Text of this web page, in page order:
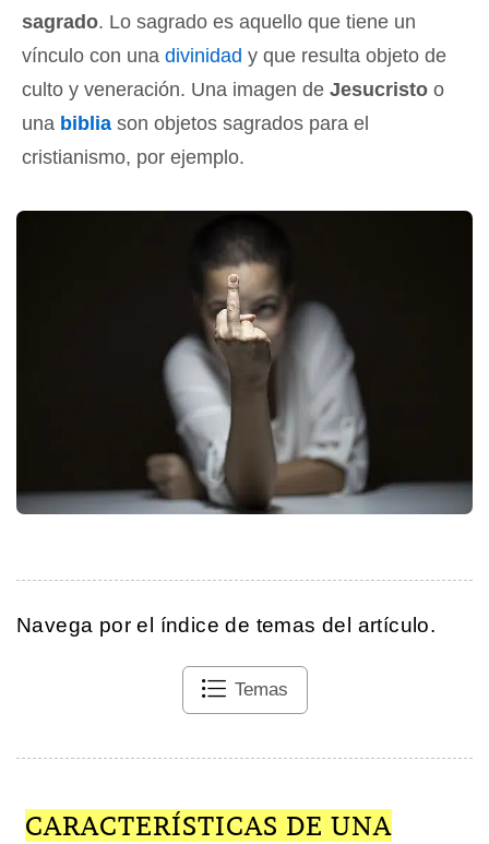
sagrado. Lo sagrado es aquello que tiene un
vínculo con una divinidad y que resulta objeto de
culto y veneración. Una imagen de Jesucristo o
una biblia son objetos sagrados para el
cristianismo, por ejemplo.
Navega por el índice de temas del artículo.
Temas
CARACTERÍSTICAS DE UNA